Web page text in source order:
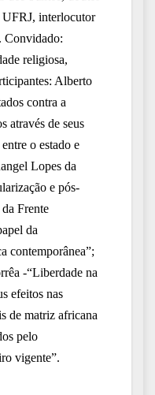
UFRJ, interlocutor
Convidado:
religiosa,
Alberto
contra a
através de seus
o estado e
Lopes da
e pós-
Frente
da
contemporânea”;
-“Liberdade na
efeitos nas
de matriz africana
pelo
vigente”.